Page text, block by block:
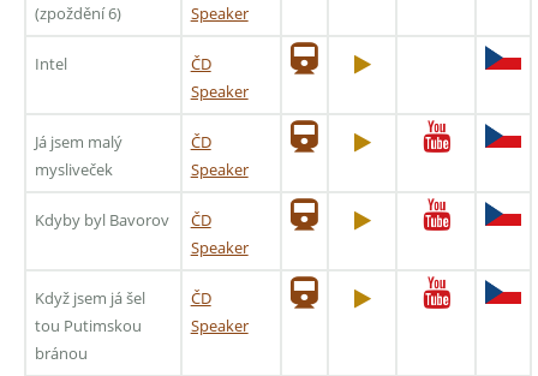
(zpoždění 6)
Speaker
Intel
ČD
Speaker
Já jsem malý
mysliveček
ČD
Speaker
Kdyby byl Bavorov
ČD
Speaker
Když jsem já šel
tou Putimskou
bránou
ČD
Speaker